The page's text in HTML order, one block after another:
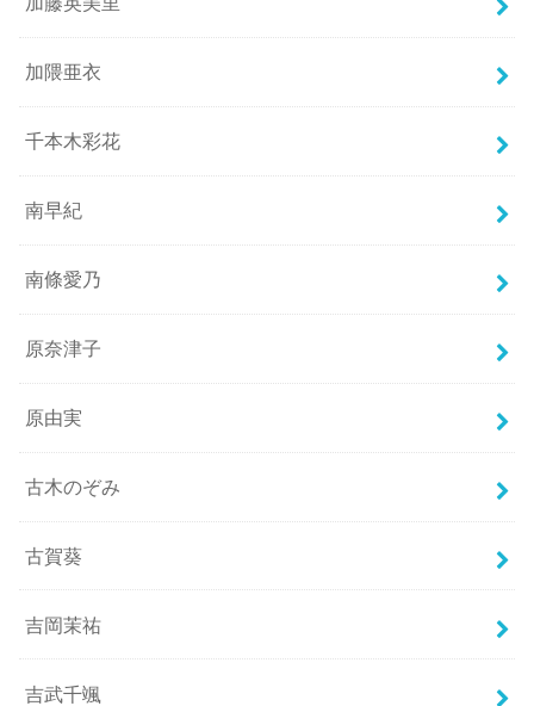
加隈亜衣
千本木彩花
南早紀
南條愛乃
原奈津子
原由実
古木のぞみ
古賀葵
吉岡茉祐
吉武千颯